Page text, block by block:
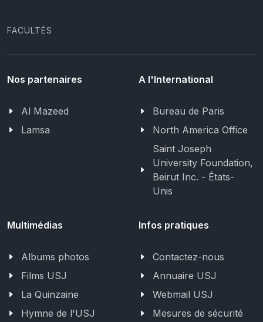
FACULTÉS
Nos partenaires
Al Mazeed
Lamsa
A l'International
Bureau de Paris
North America Office
Saint Joseph
University Foundation,
Beirut Inc. - États-
Unis
Multimédias
Albums photos
Films USJ
La Quinzaine
Hymne de l'USJ
Infos pratiques
Contactez-nous
Annuaire USJ
Webmail USJ
Mesures de sécurité